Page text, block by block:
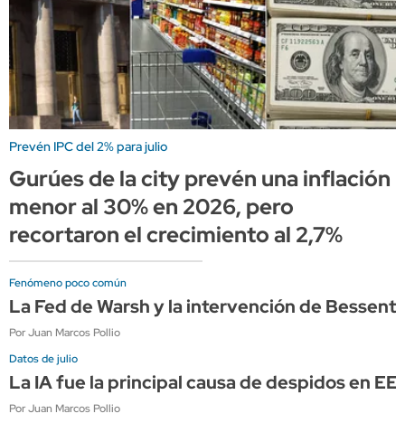
Prevén IPC del 2% para julio
Gurúes de la city prevén una inflación
menor al 30% en 2026, pero
recortaron el crecimiento al 2,7%
Fenómeno poco común
La Fed de Warsh y la intervención de
Por Juan Marcos Pollio
Datos de julio
La IA fue la principal causa de despidos en
Por Juan Marcos Pollio